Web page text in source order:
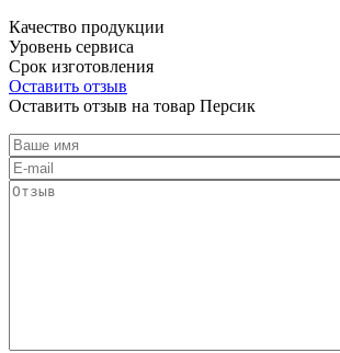
Качество продукции
Уровень сервиса
Срок изготовления
Оставить отзыв
Оставить отзыв на товар Персик